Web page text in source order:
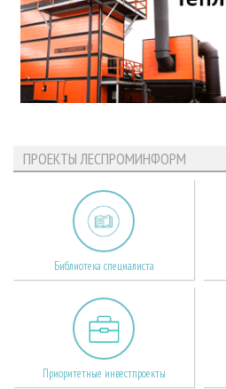
ПРОЕКТЫ ЛЕСПРОМИНФОРМ
Библиотека специалиста
Приоритетные инвестпроекты